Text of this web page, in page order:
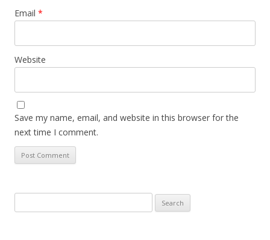
Email *
Website
Save my name, email, and website in this browser for the
next time I comment.
for: